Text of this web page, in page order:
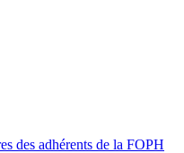
des adhérents de la FOPH